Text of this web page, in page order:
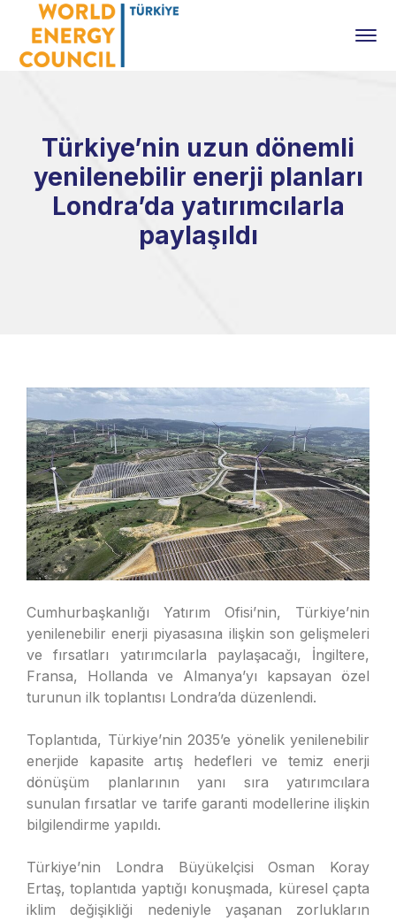
Türkiye’nin uzun dönemli
yenilenebilir enerji planları
Londra’da yatırımcılarla
paylaşıldı
Cumhurbaşkanlığı Yatırım Ofisi’nin, Türkiye’nin
yenilenebilir enerji piyasasına ilişkin son gelişmeleri
ve fırsatları yatırımcılarla paylaşacağı, İngiltere,
Fransa, Hollanda ve Almanya’yı kapsayan özel
turunun ilk toplantısı Londra’da düzenlendi.
Toplantıda, Türkiye’nin 2035’e yönelik yenilenebilir
enerjide kapasite artış hedefleri ve temiz enerji
dönüşüm planlarının yanı sıra yatırımcılara
sunulan fırsatlar ve tarife garanti modellerine ilişkin
bilgilendirme yapıldı.
Türkiye’nin Londra Büyükelçisi Osman Koray
Ertaş, toplantıda yaptığı konuşmada, küresel çapta
iklim değişikliği nedeniyle yaşanan zorlukların